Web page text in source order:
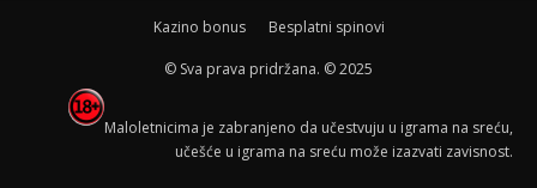
Kazino bonus Besplatni spinovi
© Sva prava pridržana. © 2025
Maloletnicima je zabranjeno da učestvuju u igrama na sreću,
učešće u igrama na sreću može izazvati zavisnost.